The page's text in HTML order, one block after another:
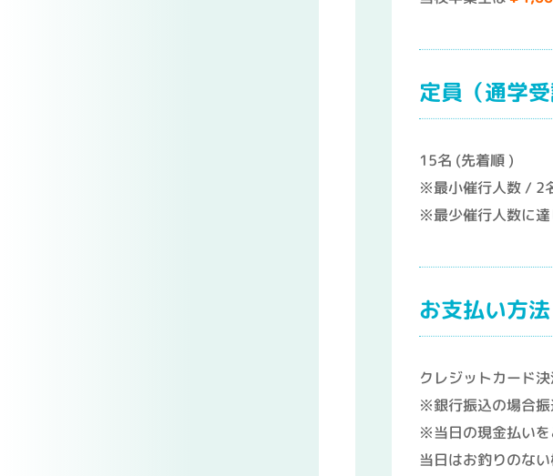
定員（通学受
15名 (先着順 )
※最小催行人数 / 2
※最少催行人数に達
お支払い方法
クレジットカード
※銀行振込の場合振
※当日の現金払いを
当日はお釣りのな